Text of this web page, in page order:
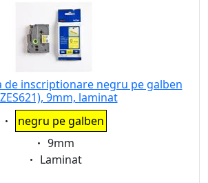
de inscriptionare negru pe galben
9mm, laminat
Eigenschaft:
negru pe galben
Eigenschaft:
9mm
Eigenschaft:
Laminat